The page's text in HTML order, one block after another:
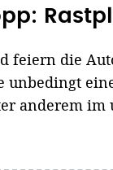
feiern die
unbedingt
anderem